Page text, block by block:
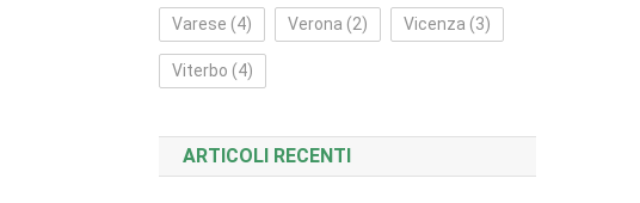
Varese (4) Verona (2) Vicenza (3)
Viterbo (4)
ARTICOLI RECENTI